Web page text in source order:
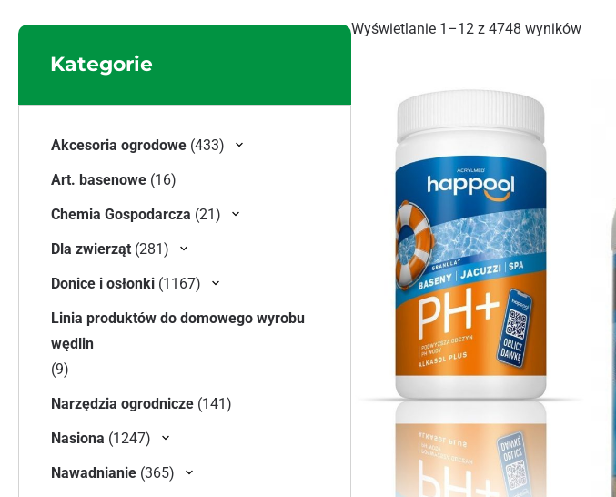
Kategorie
Akcesoria ogrodowe 433433 produkty
Art. basenowe 1616 produktów
Chemia Gospodarcza 2121 produktów
Dla zwierząt 281281 produktów
Donice i osłonki 11671167 produktów
Linia produktów do domowego wyrobu
wędlin
99 produktów
Narzędzia ogrodnicze 141141 produktów
Nasiona 12471247 produktów
Nawadnianie 365365 produktów
Wyświetlanie 1–12 z 4748 wyników